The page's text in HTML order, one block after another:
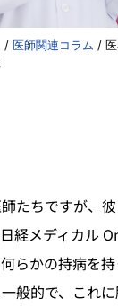
/ 医師関連コラム /
たちですが、
経メディカル
らかの持病を
般的で、これ